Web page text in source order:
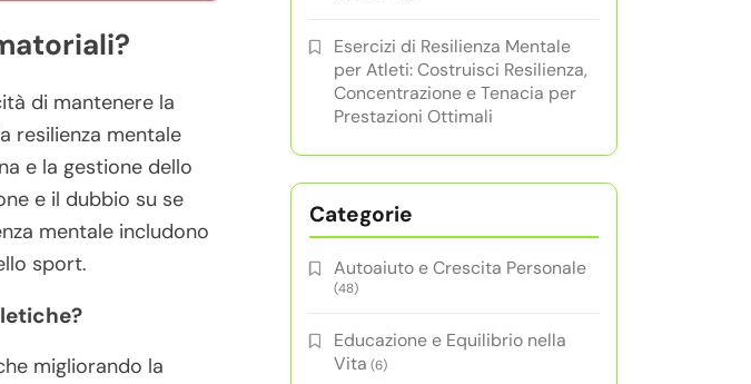
di mantenere la
resilienza mentale
e la gestione dello
e il dubbio su se
mentale includono
sport.
migliorando la
Esercizi di Resilienza Mentale
per Atleti: Costruisci Resilienza,
Concentrazione e Tenacia per
Prestazioni Ottimali
Categorie
Autoaiuto e Crescita Personale
(48)
Educazione e Equilibrio nella
Vita (6)